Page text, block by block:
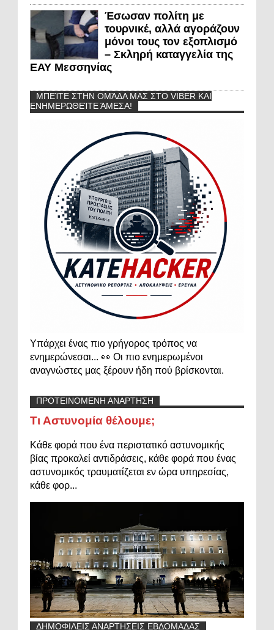
Έσωσαν πολίτη με
τουρνικέ, αλλά αγοράζουν
μόνοι τους τον εξοπλισμό
– Σκληρή καταγγελία της
ΕΑΥ Μεσσηνίας
ΜΠΕΊΤΕ ΣΤΗΝ ΟΜΆΔΑ ΜΑΣ ΣΤΟ VIBER ΚΑΙ
ΕΝΗΜΕΡΩΘΕΊΤΕ ΆΜΕΣΑ!
Υπάρχει ένας πιο γρήγορος τρόπος να
ενημερώνεσαι... 👀 Οι πιο ενημερωμένοι
αναγνώστες μας ξέρουν ήδη πού βρίσκονται.
ΠΡΟΤΕΙΝΟΜΕΝΗ ΑΝΑΡΤΗΣΗ
Τι Αστυνομία θέλουμε;
Κάθε φορά που ένα περιστατικό αστυνομικής
βίας προκαλεί αντιδράσεις, κάθε φορά που ένας
αστυνομικός τραυματίζεται εν ώρα υπηρεσίας,
κάθε φορ...
ΔΗΜΟΦΙΛΕΙΣ ΑΝΑΡΤΗΣΕΙΣ ΕΒΔΟΜΑΔΑΣ